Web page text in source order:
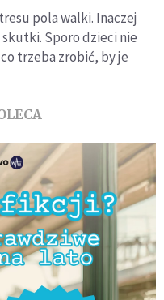
pola walki. Inaczej
Sporo dzieci nie
trzeba zrobić, by je